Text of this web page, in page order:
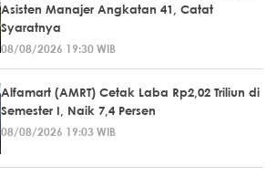
Asisten Manajer Angkatan 41, Catat
Syaratnya
08/08/2026 19:30 WIB
Alfamart (AMRT) Cetak Laba Rp2,02 Triliun di
Semester I, Naik 7,4 Persen
08/08/2026 19:03 WIB